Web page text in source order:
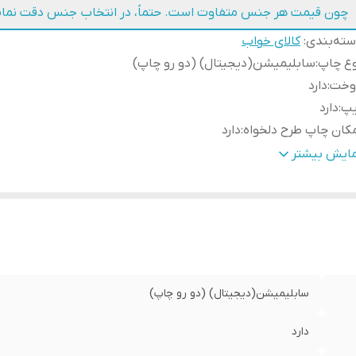
چون قیمت هر جنس متفاوت است. حتماً، در انتخاب جنس دقت
:کالای خواب
چاپ:سابلیمیشن(دیجیتال) (دو رو چاپ)
:دارد
:دارد
چاپ طرح دلخواه:دارد
شستشو: بیشتر
سابلیمیشن(دیجیتال) (دو رو چاپ)
دارد